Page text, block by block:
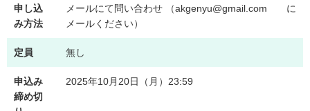
申し込
み方法
メールにて問い合わせ （akgenyu@gmail.com に
メールください）
定員 無し
申込み
締め切
2025年10月20日（月）23:59